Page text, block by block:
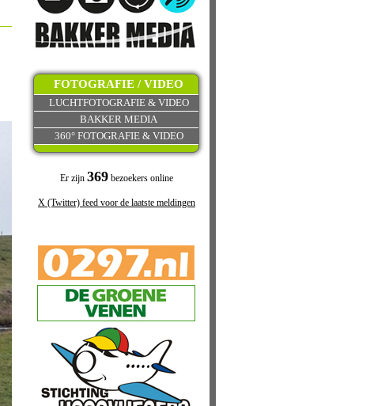
FOTOGRAFIE / VIDEO
LUCHTFOTOGRAFIE & VIDEO
BAKKER MEDIA
360° FOTOGRAFIE & VIDEO
Er zijn 369bezoekers online
X (Twitter) feed voor de laatste meldingen